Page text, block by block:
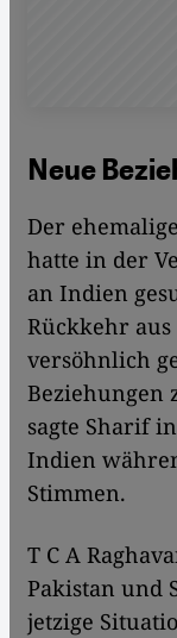
Neue
Der
hatte in der
an Indien
Rückkehr
versöhnlich
Beziehungen
sagte Sharif
Indien
Stimmen.
T C A
Pakistan und
jetzige